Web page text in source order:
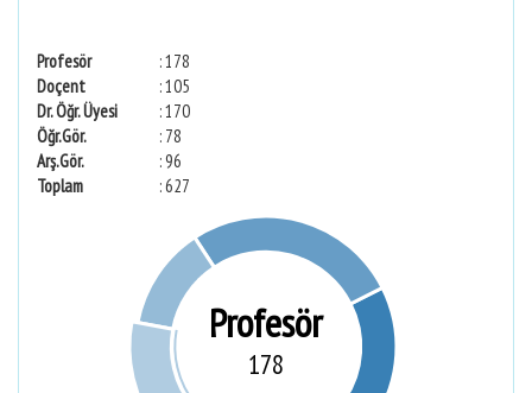
Profesör
: 178
Doçent
: 105
Dr. Öğr. Üyesi
: 170
Öğr.Gör.
: 78
Arş.Gör.
: 96
Toplam
: 627
Profesör
178